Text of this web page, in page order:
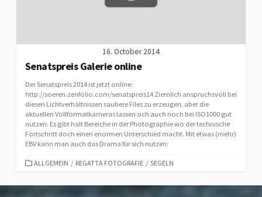
16. October 2014
Senatspreis Galerie online
Der Senatspreis 2014 ist jetzt online:
http://soeren.zenfolio.com/senatspreis14 Ziemlich anspruchsvoll bei
diesen Lichtverhältnissen saubere Files zu erzeugen, aber die
aktuellen Vollformatkameras lassen sich auch noch bei ISO1000 gut
nutzen. Es gibt halt Bereiche in der Photographie wo der technische
Fortschritt doch einen enormen Unterschied macht. Mit etwas (mehr)
EBV kann man auch das Drama für sich nutzen:
CATEGORIES
ALLGEMEIN / REGATTA FOTOGRAFIE / SEGELN